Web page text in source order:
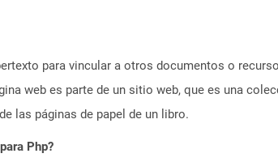
para vincular a otros documentos o
web es parte de un sitio web, que es una
las páginas de papel de un libro.
Php?